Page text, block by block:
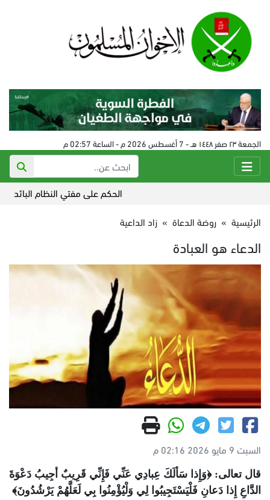
الجمعة ٢٣ صفر ١٤٤٨ هـ - 7 أغسطس 2026 م - الساعة 02:57 م
الحكم على مفتي النظام البائد في سورية 24
الرئيسية » روضة الدعاة » زاد الداعية
الدعاء هو العبادة
السبت 9 مايو 2026 02:16 م
قال تعالى: ﴿وَإِذا سَأَلَكَ عِبادِي عَنِّي فَإِنِّي قَرِيبٌ أُجِيبُ دَعْوَةَ
الدَّاعِ إِذا دَعانِ فَلْيَسْتَجِيبُوا لِي وَلْيُؤْمِنُوا بِي لَعَلَّهُمْ يَرْشُدُونَ﴾